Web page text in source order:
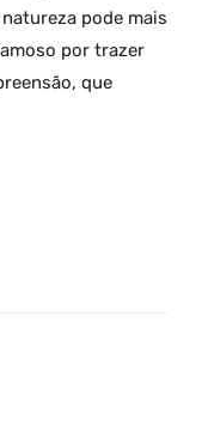
pode mais
por trazer
que